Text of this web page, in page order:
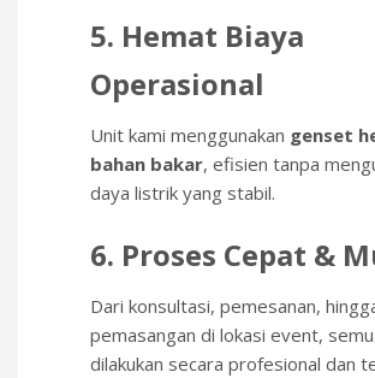
5. Hemat Biaya
Operasional
Unit kami menggunakan genset
bahan bakar, efisien tanpa
daya listrik yang stabil.
6. Proses Cepat &
Dari konsultasi, pemesanan,
pemasangan di lokasi event,
dilakukan secara profesional dan